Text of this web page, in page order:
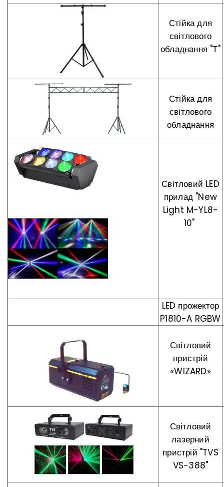
Стійка для
світлового
обладнання "Т"
Стійка для
світлового
обладнання
Світловий LED
прилад "New
Light M-YL8-
10"
LED прожектор
P1810-A RGBW
Світловий
пристрій
«WIZARD»
Світловий
лазерний
пристрій "TVS
VS-388"